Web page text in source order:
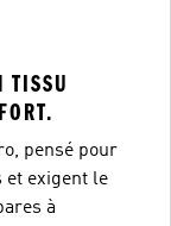
TISSU
pensé pour
et exigent le
à